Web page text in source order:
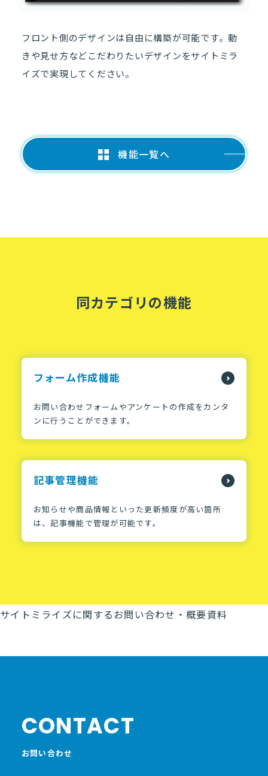
フロント側のデザインは自由に構築が可能です。動
きや見せ方などこだわりたいデザインをサイトミラ
イズで実現してください。
機能一覧へ
同カテゴリの機能
フォーム作成機能
お問い合わせフォームやアンケートの作成をカンタ
ンに行うことができます。
記事管理機能
お知らせや商品情報といった更新頻度が高い箇所
は、記事機能で管理が可能です。
サイトミライズに関するお問い合わせ・概要資料
CONTACT
お問い合わせ